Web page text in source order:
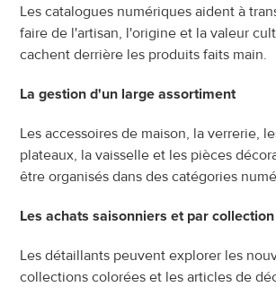
Les catalogues numériques aident à
faire de l'artisan, l'origine et la valeur
cachent derrière les produits faits main.
La gestion d'un large assortiment
Les accessoires de maison, la verrerie,
plateaux, la vaisselle et les pièces
être organisés dans des catégories
Les achats saisonniers et par collection
Les détaillants peuvent explorer les
collections colorées et les articles de